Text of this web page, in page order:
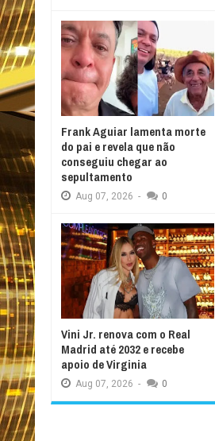
Frank Aguiar lamenta morte
do pai e revela que não
conseguiu chegar ao
sepultamento
Aug 07, 2026 - 0
Vini Jr. renova com o Real
Madrid até 2032 e recebe
apoio de Virginia
Aug 07, 2026 - 0